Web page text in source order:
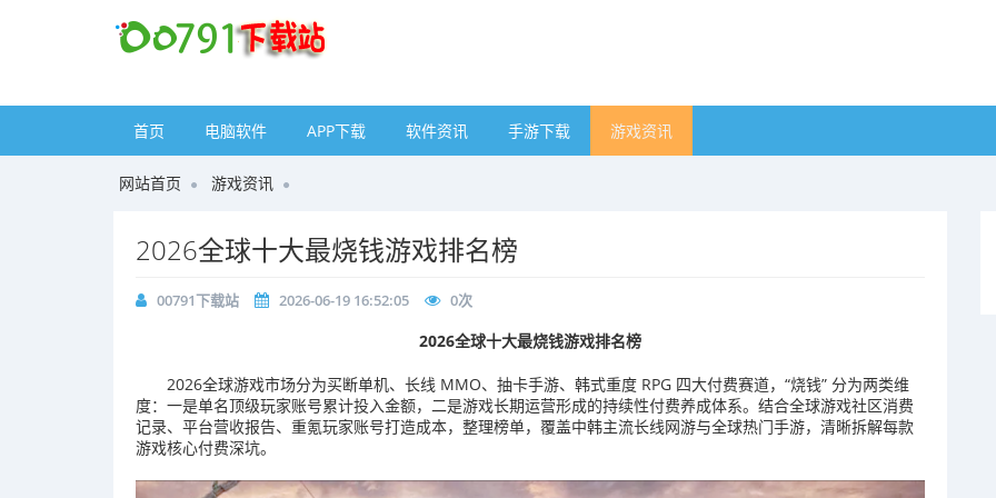
首页 电脑软件 APP下载 软件资讯 手游下载 游戏资讯
网站首页 游戏资讯
2026全球十大最烧钱游戏排名榜
00791下载站 2026-06-19 16:52:05 0次
2026全球十大最烧钱游戏排名榜
2026全球游戏市场分为买断单机、长线 MMO、抽卡手游、韩式重度 RPG 四大付费赛道，“烧钱” 分为两类维
度：一是单名顶级玩家账号累计投入金额，二是游戏长期运营形成的持续性付费养成体系。结合全球游戏社区消费
记录、平台营收报告、重氪玩家账号打造成本，整理榜单，覆盖中韩主流长线网游与全球热门手游，清晰拆解每款
游戏核心付费深坑。